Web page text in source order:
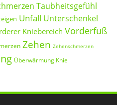
Taubheitsgefühl
Unfall Unterschenkel
Kniebereich Vorderfuß
Zehen Zehenschmerzen
Überwärmung Knie